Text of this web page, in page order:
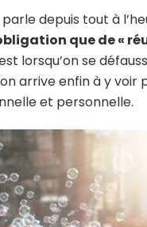
parle depuis tout à
que de «
lorsqu’on se
arrive enfin à y voir
et personnelle.